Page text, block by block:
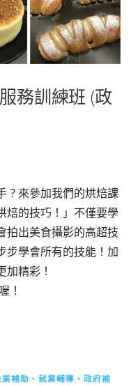
務訓練班 (政
？來參加我們的烘焙課
焙的技巧！」不僅要學
拍出美食攝影的高超技
步學會所有的技能！加
精彩！
！
業補助 、 就業輔導 、 政府補